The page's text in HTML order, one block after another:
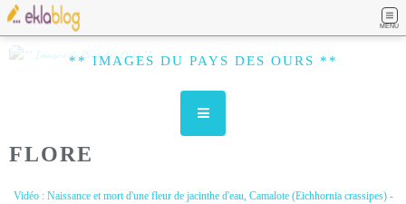
MENU
** IMAGES DU PAYS DES OURS **
FLORE
Vidéo : Naissance et mort d'une fleur de jacinthe d'eau, Camalote (Eichhornia crassipes) -